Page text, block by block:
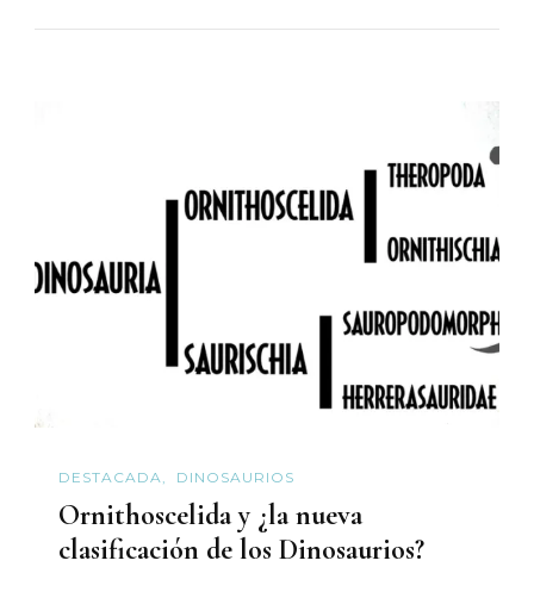
DESTACADA DINOSAURIOS
Ornithoscelida y ¿la nueva
clasificación de los Dinosaurios?